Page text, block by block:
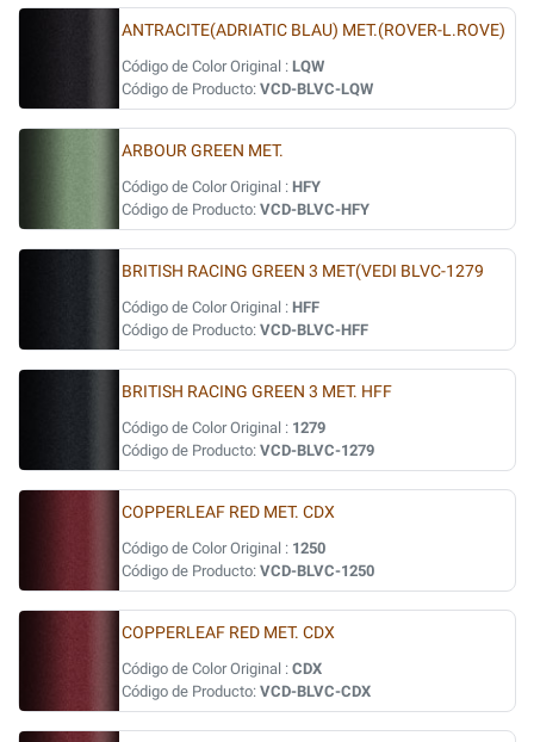
ANTRACITE(ADRIATIC BLAU) MET.(ROVER-L.ROVE)
Código de Color Original : LQW
Código de Producto: VCD-BLVC-LQW
ARBOUR GREEN MET.
Código de Color Original : HFY
Código de Producto: VCD-BLVC-HFY
BRITISH RACING GREEN 3 MET(VEDI BLVC-1279
Código de Color Original : HFF
Código de Producto: VCD-BLVC-HFF
BRITISH RACING GREEN 3 MET. HFF
Código de Color Original : 1279
Código de Producto: VCD-BLVC-1279
COPPERLEAF RED MET. CDX
Código de Color Original : 1250
Código de Producto: VCD-BLVC-1250
COPPERLEAF RED MET. CDX
Código de Color Original : CDX
Código de Producto: VCD-BLVC-CDX